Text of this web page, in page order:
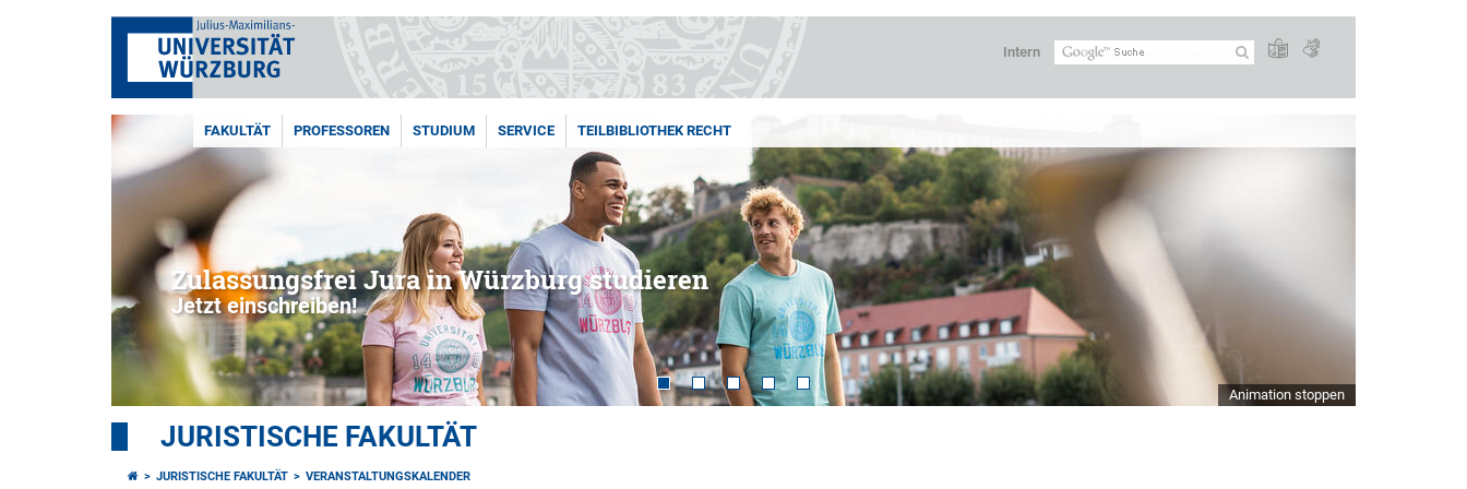
Intern
FAKULTÄT PROFESSOREN STUDIUM SERVICE TEILBIBLIOTHEK RECHT
Zulassungsfrei Jura in Würzburg studieren
Jetzt einschreiben!
Animation stoppen
JURISTISCHE FAKULTÄT
JURISTISCHE FAKULTÄT VERANSTALTUNGSKALENDER